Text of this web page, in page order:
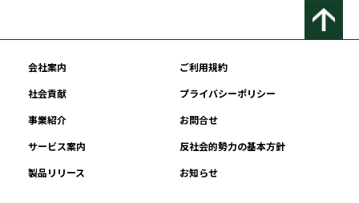
会社案内
ご利用規約
社会貢献
プライバシーポリシー
事業紹介
お問合せ
サービス案内
反社会的勢力の基本方針
製品リリース
お知らせ